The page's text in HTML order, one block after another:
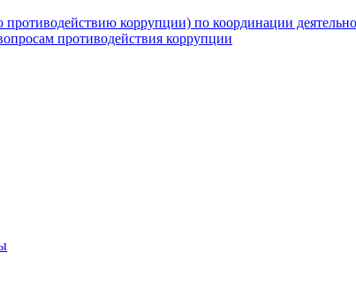
противодействию коррупции) по координации
противодействия коррупции